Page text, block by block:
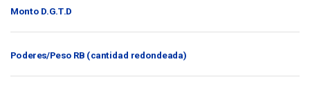
Monto D.G.T.D
Poderes/Peso RB (cantidad redondeada)